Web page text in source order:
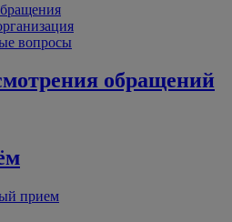
вопросы
обращений
прием